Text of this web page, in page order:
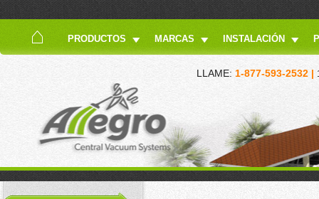
PRODUCTOS MARCAS INSTALACIÓN
LLAME: 1-877-593-2532 |